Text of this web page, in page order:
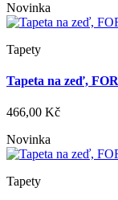
Novinka
Tapety
Tapeta na zeď,
466,00 Kč
Novinka
Tapety